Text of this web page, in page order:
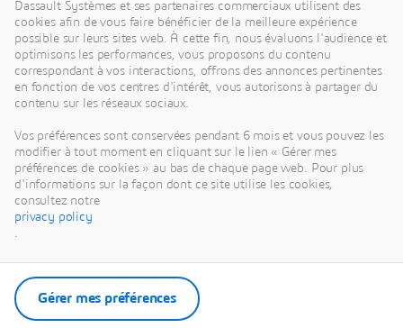
Dassault Systèmes et ses partenaires commerciaux utilisent des
cookies afin de vous faire bénéficier de la meilleure expérience
possible sur leurs sites web. À cette fin, nous évaluons l'audience et
optimisons les performances, vous proposons du contenu
correspondant à vos interactions, offrons des annonces pertinentes
en fonction de vos centres d'intérêt, vous autorisons à partager du
contenu sur les réseaux sociaux.
Vos préférences sont conservées pendant 6 mois et vous pouvez les
modifier à tout moment en cliquant sur le lien « Gérer mes
préférences de cookies » au bas de chaque page web. Pour plus
d'informations sur la façon dont ce site utilise les cookies,
consultez notre
privacy policy
.
Gérer mes préférences